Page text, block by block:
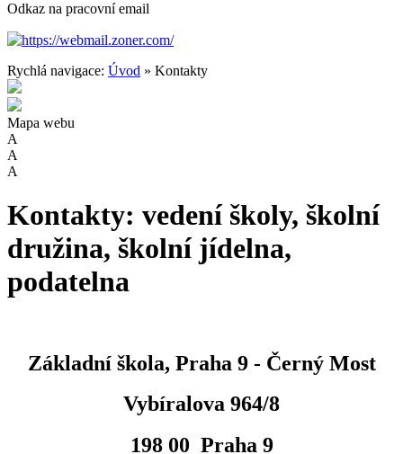
Odkaz na pracovní email
https://webmail.zoner.com/
Rychlá navigace: Úvod » Kontakty
Mapa webu
A
A
A
Kontakty: vedení školy, školní
družina, školní jídelna,
podatelna
Základní škola, Praha 9 - Černý Most
Vybíralova 964/8
198 00 Praha 9